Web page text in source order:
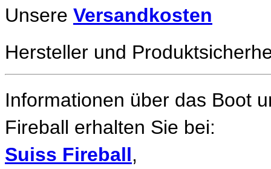
Unsere Versandkosten
Hersteller und
Informationen über das Boot
Fireball erhalten Sie bei:
Suiss Fireball,